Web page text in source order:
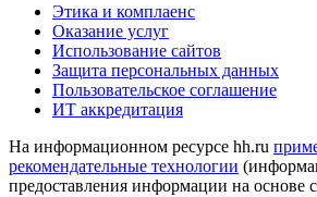
Этика и комплаенс
Оказание услуг
Использование сайтов
Защита персональных данных
Пользовательское соглашение
ИТ аккредитация
На информационном ресурсе hh.ru
рекомендательные технологии
предоставления информации на основе